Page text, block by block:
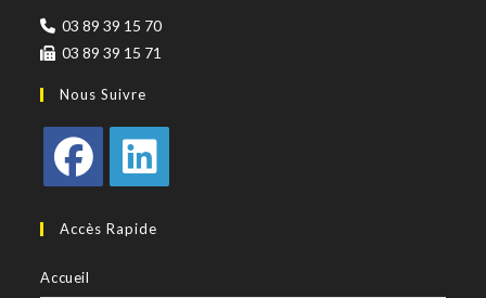
03 89 39 15 70
03 89 39 15 71
Nous Suivre
Accès Rapide
Accueil